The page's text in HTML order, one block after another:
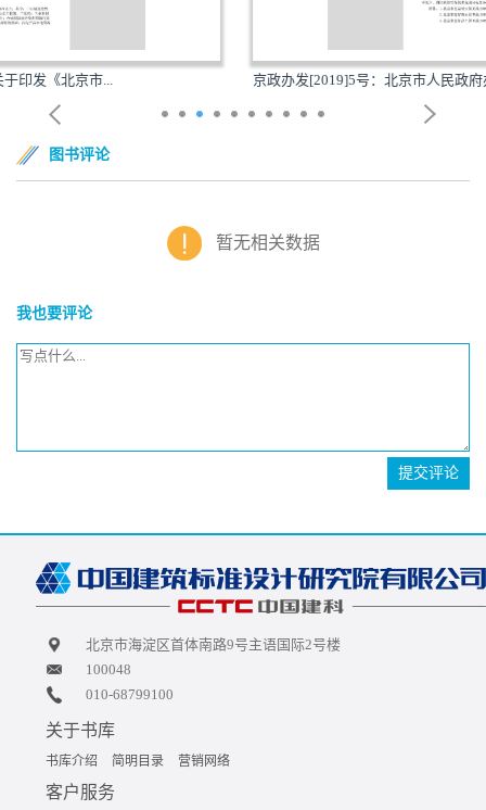
京政办发[2019]5号：北京市人民政府办公厅关于印发...
图书评论
暂无相关数据
我也要评论
提交评论
北京市海淀区首体南路9号主语国际2号楼
100048
010-68799100
关于书库
书库介绍 简明目录 营销网络
客户服务